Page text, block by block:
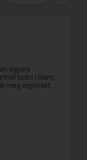
egyéni
tudni rólam,
meg egymást.